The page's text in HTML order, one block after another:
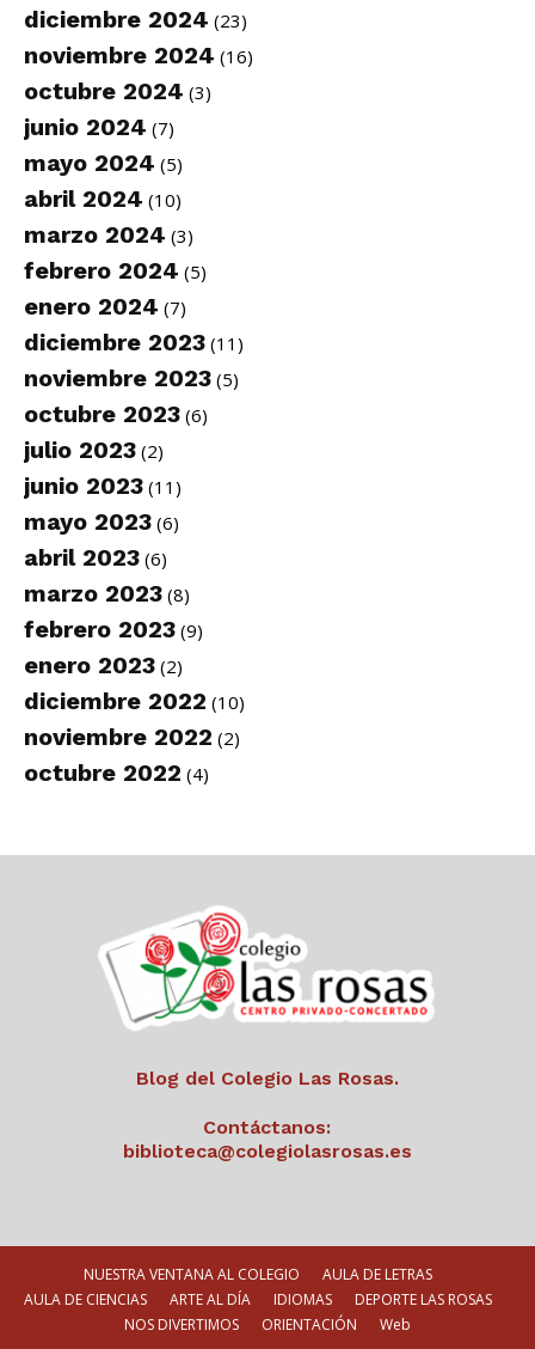
diciembre 2024 (23)
noviembre 2024 (16)
octubre 2024 (3)
junio 2024 (7)
mayo 2024 (5)
abril 2024 (10)
marzo 2024 (3)
febrero 2024 (5)
enero 2024 (7)
diciembre 2023 (11)
noviembre 2023 (5)
octubre 2023 (6)
julio 2023 (2)
junio 2023 (11)
mayo 2023 (6)
abril 2023 (6)
marzo 2023 (8)
febrero 2023 (9)
enero 2023 (2)
diciembre 2022 (10)
noviembre 2022 (2)
octubre 2022 (4)
Blog del Colegio Las Rosas.
Contáctanos:
biblioteca@colegiolasrosas.es
NUESTRA VENTANA AL COLEGIO
AULA DE LETRAS
AULA DE CIENCIAS
ARTE AL DÍA IDIOMAS
DEPORTE LAS ROSAS
NOS DIVERTIMOS
ORIENTACIÓN Web